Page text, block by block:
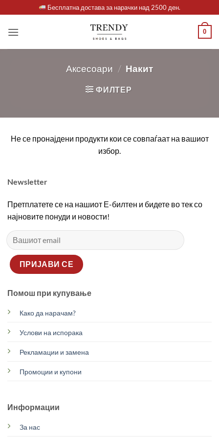
to
content
Бесплатна достава за нарачки над 2500 ден.
0
Аксесоари / Накит
ФИЛТЕР
Не се пронајдени продукти кои се совпаѓаат на вашиот
избор.
Newsletter
Претплатете се на нашиот Е-билтен и бидете во тек со
најновите понуди и новости!
Помош при купување
Како да нарачам?
Услови на испорака
Рекламации и замена
Промоции и купони
Информации
За нас